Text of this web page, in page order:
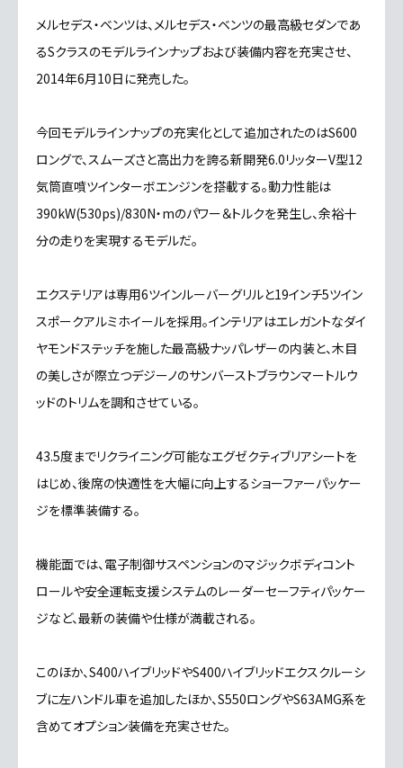
メルセデス・ベンツは、メルセデス・ベンツの最高級セダンであ
るSクラスのモデルラインナップおよび装備内容を充実させ、
2014年6月10日に発売した。
今回モデルラインナップの充実化として追加されたのはS600
ロングで、スムーズさと高出力を誇る新開発6.0リッターV型12
気筒直噴ツインターボエンジンを搭載する。動力性能は
390kW(530ps)/830N・mのパワー＆トルクを発生し、余裕十
分の走りを実現するモデルだ。
エクステリアは専用6ツインルーバーグリルと19インチ5ツイン
スポークアルミホイールを採用。インテリアはエレガントなダイ
ヤモンドステッチを施した最高級ナッパレザーの内装と、木目
の美しさが際立つデジーノのサンバーストブラウンマートルウ
ッドのトリムを調和させている。
43.5度までリクライニング可能なエグゼクティブリアシートを
はじめ、後席の快適性を大幅に向上するショーファーパッケー
ジを標準装備する。
機能面では、電子制御サスペンションのマジックボディコント
ロールや安全運転支援システムのレーダーセーフティパッケー
ジなど、最新の装備や仕様が満載される。
このほか、S400ハイブリッドやS400ハイブリッドエクスクルーシ
ブに左ハンドル車を追加したほか、S550ロングやS63AMG系を
含めてオプション装備を充実させた。